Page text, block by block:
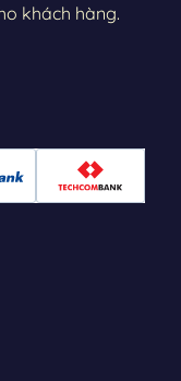
khách hàng.